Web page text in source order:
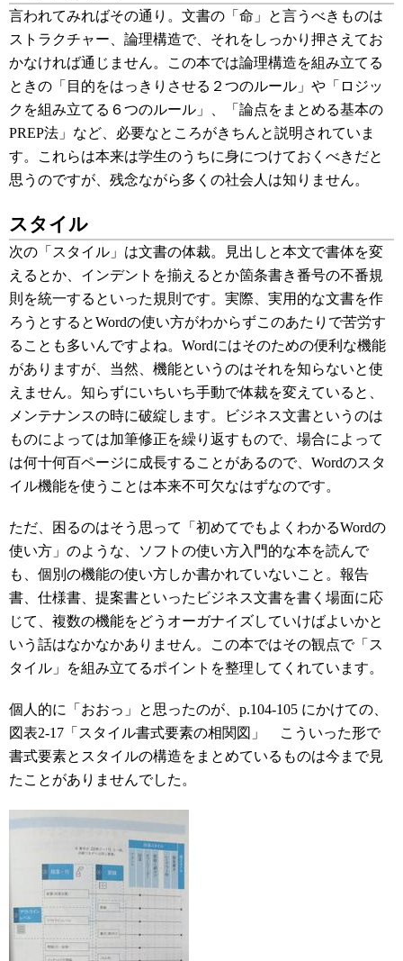
言われてみればその通り。文書の「命」と言うべきものは
ストラクチャー、論理構造で、それをしっかり押さえてお
かなければ通じません。この本では論理構造を組み立てる
ときの「目的をはっきりさせる２つのルール」や「ロジッ
クを組み立てる６つのルール」、「論点をまとめる基本の
PREP法」など、必要なところがきちんと説明されていま
す。これらは本来は学生のうちに身につけておくべきだと
思うのですが、残念ながら多くの社会人は知りません。
スタイル
次の「スタイル」は文書の体裁。見出しと本文で書体を変
えるとか、インデントを揃えるとか箇条書き番号の不番規
則を統一するといった規則です。実際、実用的な文書を作
ろうとするとWordの使い方がわからずこのあたりで苦労す
ることも多いんですよね。Wordにはそのための便利な機能
がありますが、当然、機能というのはそれを知らないと使
えません。知らずにいちいち手動で体裁を変えていると、
メンテナンスの時に破綻します。ビジネス文書というのは
ものによっては加筆修正を繰り返すもので、場合によって
は何十何百ページに成長することがあるので、Wordのスタ
イル機能を使うことは本来不可欠なはずなのです。
ただ、困るのはそう思って「初めてでもよくわかるWordの
使い方」のような、ソフトの使い方入門的な本を読んで
も、個別の機能の使い方しか書かれていないこと。報告
書、仕様書、提案書といったビジネス文書を書く場面に応
じて、複数の機能をどうオーガナイズしていけばよいかと
いう話はなかなかありません。この本ではその観点で「ス
タイル」を組み立てるポイントを整理してくれています。
個人的に「おおっ」と思ったのが、p.104-105 にかけての、
図表2-17「スタイル書式要素の相関図」 こういった形で
書式要素とスタイルの構造をまとめているものは今まで見
たことがありませんでした。